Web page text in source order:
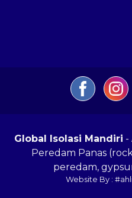
Global Isolasi Mandiri -
Peredam Panas
peredam,
Website By :